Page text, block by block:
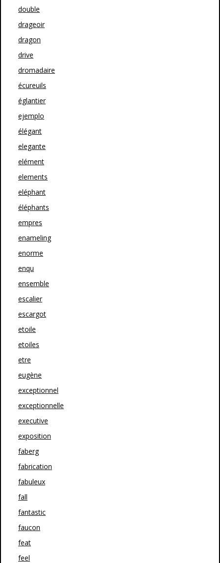
double
drageoir
dragon
drive
dromadaire
écureuils
églantier
ejemplo
élégant
elegante
elément
elements
eléphant
éléphants
empres
enameling
enorme
enqu
ensemble
escalier
escargot
etoile
etoiles
etre
eugène
exceptionnel
exceptionnelle
executive
exposition
faberg
fabrication
fabuleux
fall
fantastic
faucon
feat
feel